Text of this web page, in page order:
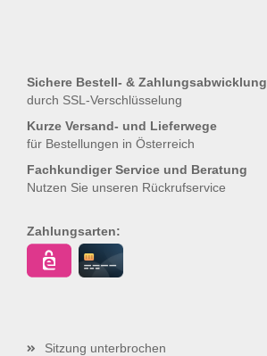
Sichere Bestell- & Zahlungsabwicklung
durch SSL-Verschlüsselung
Kurze Versand- und Lieferwege
für Bestellungen in Österreich
Fachkundiger Service und Beratung
Nutzen Sie unseren Rückrufservice
Zahlungsarten:
Sitzung unterbrochen